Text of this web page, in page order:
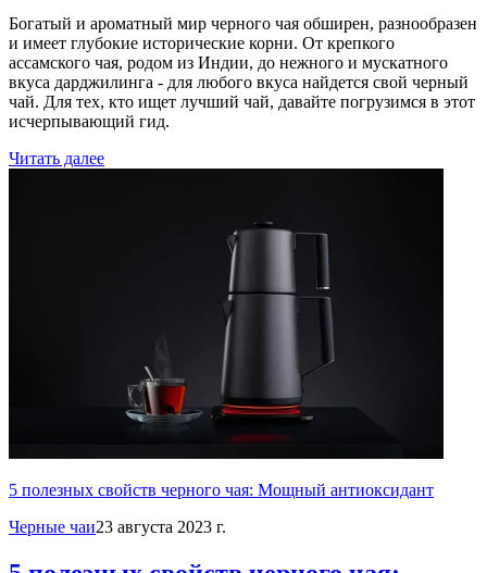
Богатый и ароматный мир черного чая обширен, разнообразен
и имеет глубокие исторические корни. От крепкого
ассамского чая, родом из Индии, до нежного и мускатного
вкуса дарджилинга - для любого вкуса найдется свой черный
чай. Для тех, кто ищет лучший чай, давайте погрузимся в этот
исчерпывающий гид.
Читать далее
5 полезных свойств черного чая: Мощный антиоксидант
Черные чаи23 августа 2023 г.